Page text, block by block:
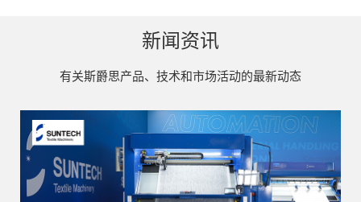
新闻资讯
有关斯爵思产品、技术和市场活动的最新动态